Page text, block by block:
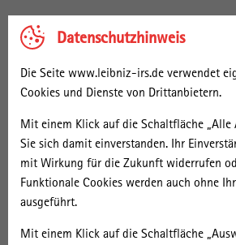
Datenschutzhinweis
Die Seite www.leibniz-irs.de verwendet
Cookies und Dienste von Drittanbietern.
Mit einem Klick auf die Schaltfläche „Alle
Sie sich damit einverstanden. Ihr
mit Wirkung für die Zukunft widerrufen
Funktionale Cookies werden auch ohne
ausgeführt.
Mit einem Klick auf die Schaltfläche
Stellenangebote
/institut/arbeiten-am-irs/stellenangebote
Assoziierte
Assoziierte des IRS Assoziierte
engem Bezug zu den
beispielsweise für ehemalige